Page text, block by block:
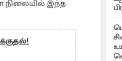
நிலையில் இந்த